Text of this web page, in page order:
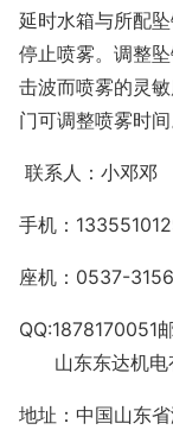
延时水箱与所配
停止喷雾。调整
击波而喷雾的灵
门可调整喷雾时
联系人：小邓邓
手机：
座机：0537-
QQ:1878170051
山东东达机电
地址：中国山东